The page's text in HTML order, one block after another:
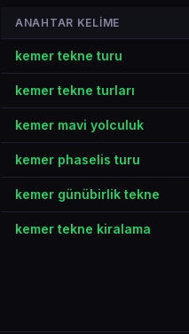
ANAHTAR KELIME
kemer tekne turu
kemer tekne turları
kemer mavi yolculuk
kemer phaselis turu
kemer günübirlik tekne
kemer tekne kiralama